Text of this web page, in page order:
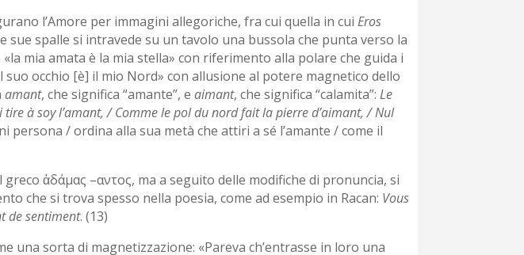
l’Amore per immagini allegoriche, fra cui quella in cui Eros
spalle si intravede su un tavolo una bussola che punta verso la
«la mia amata è la mia stella» con riferimento alla polare che guida i
suo occhio [è] il mio Nord» con allusione al potere magnetico dello
amant, che significa “amante”, e aimant, che significa “calamita”: Le
à soy l’amant, / Comme le pol du nord fait la pierre d’aimant, / Nul
persona / ordina alla sua metà che attiri a sé l’amante / come il
ἀδάμας –αντος, ma a seguito delle modifiche di pronuncia, si
che si trova spesso nella poesia, come ad esempio in Racan: Vous
de sentiment. (13)
una sorta di magnetizzazione: «Pareva ch’entrasse in loro una